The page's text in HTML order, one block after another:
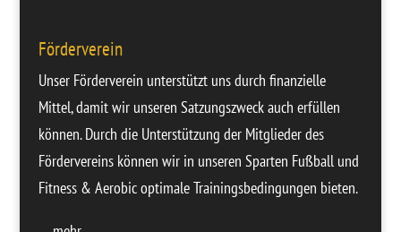
Förderverein
Unser Förderverein unterstützt uns durch finanzielle
Mittel, damit wir unseren Satzungszweck auch erfüllen
können. Durch die Unterstützung der Mitglieder des
Fördervereins können wir in unseren Sparten Fußball und
Fitness & Aerobic optimale Trainingsbedingungen bieten.